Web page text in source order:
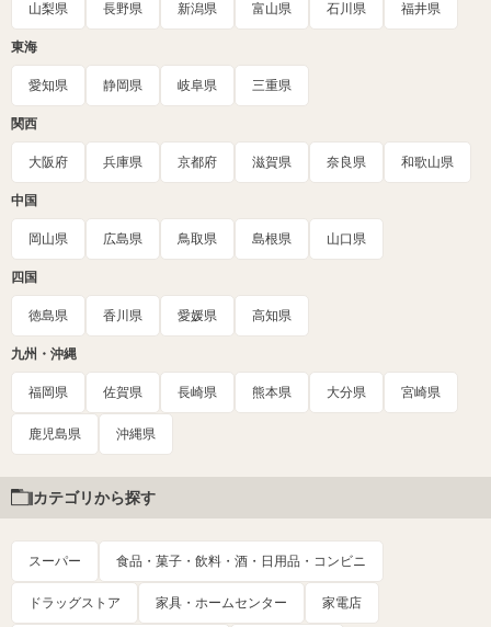
山梨県 長野県 新潟県 富山県 石川県 福井県
東海
愛知県 静岡県 岐阜県 三重県
関西
大阪府 兵庫県 京都府 滋賀県 奈良県 和歌山県
中国
岡山県 広島県 鳥取県 島根県 山口県
四国
徳島県 香川県 愛媛県 高知県
九州・沖縄
福岡県 佐賀県 長崎県 熊本県 大分県 宮崎県
鹿児島県 沖縄県
カテゴリから探す
スーパー 食品・菓子・飲料・酒・日用品・コンビニ
ドラッグストア 家具・ホームセンター 家電店